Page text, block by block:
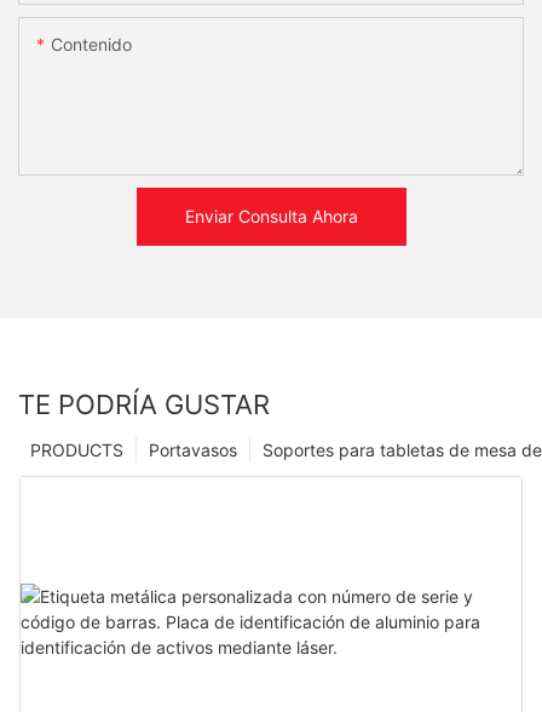
Contenido
Enviar Consulta Ahora
TE PODRÍA GUSTAR
Soportes para tabletas de mesa
Portavasos
PRODUCTS